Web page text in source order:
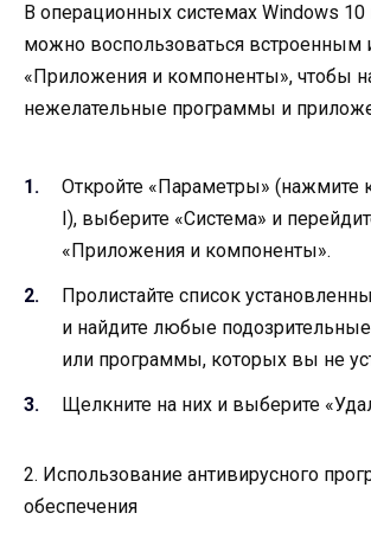
В операционных системах Windows 10
можно воспользоваться встроенным
«Приложения и компоненты», чтобы
нежелательные программы и
Откройте «Параметры» (нажмите
I), выберите «Система» и
«Приложения и компоненты».
Пролистайте список
и найдите любые
или программы, которых вы не
Щелкните на них и выберите
2. Использование антивирусного
обеспечения